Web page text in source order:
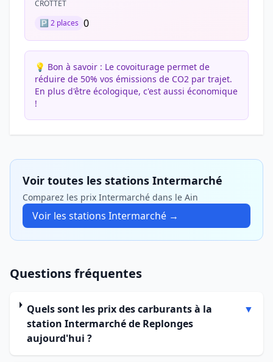
CROTTET
🅿️ 2 places 0
💡 Bon à savoir : Le covoiturage permet de
réduire de 50% vos émissions de CO2 par trajet.
En plus d'être écologique, c'est aussi économique
!
Voir toutes les stations Intermarché
Comparez les prix Intermarché dans le Ain
Voir les stations Intermarché →
Questions fréquentes
Quels sont les prix des carburants à la
station Intermarché de Replonges
aujourd'hui ?
▼